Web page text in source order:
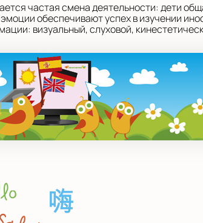
частая смена деятельности: дети
обеспечивают успех в изучении
визуальный, слуховой,